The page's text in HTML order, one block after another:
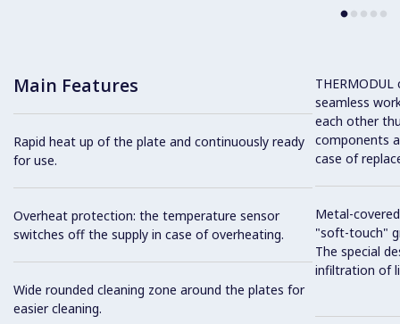
Main Features
Rapid heat up of the plate and continuously ready
for use.
Overheat protection: the temperature sensor
switches off the supply in case of overheating.
Wide rounded cleaning zone around the plates for
easier cleaning.
seamless
each other
components
case of
Metal-
"soft-touch"
The special
infiltration of